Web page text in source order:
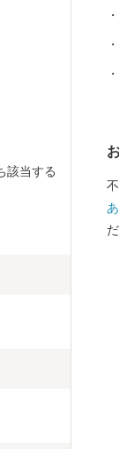
該当する